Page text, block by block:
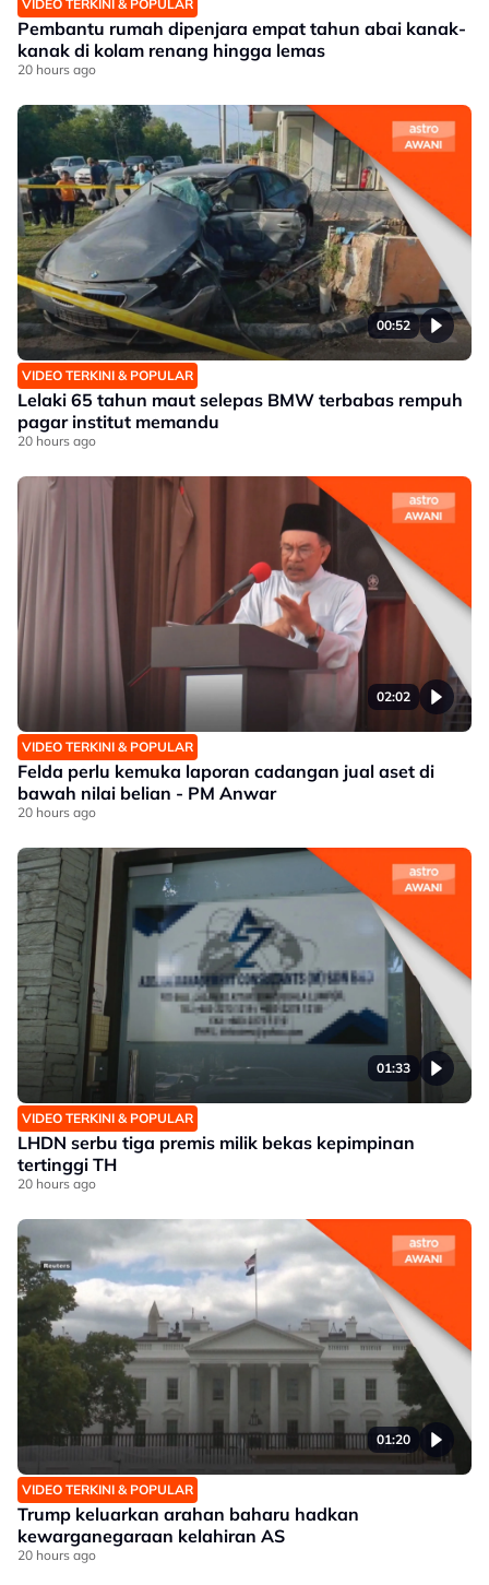
VIDEO TERKINI & POPULAR
Pembantu rumah dipenjara empat tahun abai kanak-
kanak di kolam renang hingga lemas
20 hours ago
00:52
VIDEO TERKINI & POPULAR
Lelaki 65 tahun maut selepas BMW terbabas rempuh
pagar institut memandu
20 hours ago
02:02
VIDEO TERKINI & POPULAR
Felda perlu kemuka laporan cadangan jual aset di
bawah nilai belian - PM Anwar
20 hours ago
01:33
VIDEO TERKINI & POPULAR
LHDN serbu tiga premis milik bekas kepimpinan
tertinggi TH
20 hours ago
01:20
VIDEO TERKINI & POPULAR
Trump keluarkan arahan baharu hadkan
kewarganegaraan kelahiran AS
20 hours ago